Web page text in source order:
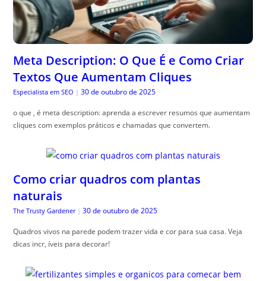
Meta Description: O Que É e Como Criar
Textos Que Aumentam Cliques
Especialista em SEO | 30 de outubro de 2025
o que , é meta description: aprenda a escrever resumos que aumentam
cliques com exemplos práticos e chamadas que convertem.
Como criar quadros com plantas
naturais
The Trusty Gardener | 30 de outubro de 2025
Quadros vivos na parede podem trazer vida e cor para sua casa. Veja
dicas incr, íveis para decorar!